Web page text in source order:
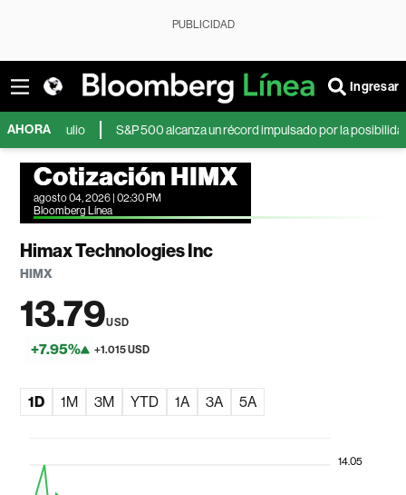
PUBLICIDAD
Ingresar
AHORA
de julio S&P 500 alcanza un récord impulsado por la posibilidad de un
Cotización HIMX
agosto 04, 2026 | 02:30 PM
Bloomberg Línea
Himax Technologies Inc
HIMX
13.79USD
+7.95% +1.015 USD
1D 1M 3M YTD 1A 3A 5A
14.05